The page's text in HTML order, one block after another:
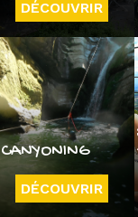
DÉCOUVRIR
CANYONING
DÉCOUVRIR